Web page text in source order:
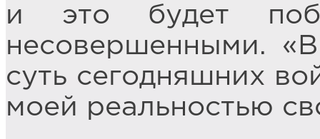
и это будет
несовершенными.
суть сегодняшних
моей реальностью